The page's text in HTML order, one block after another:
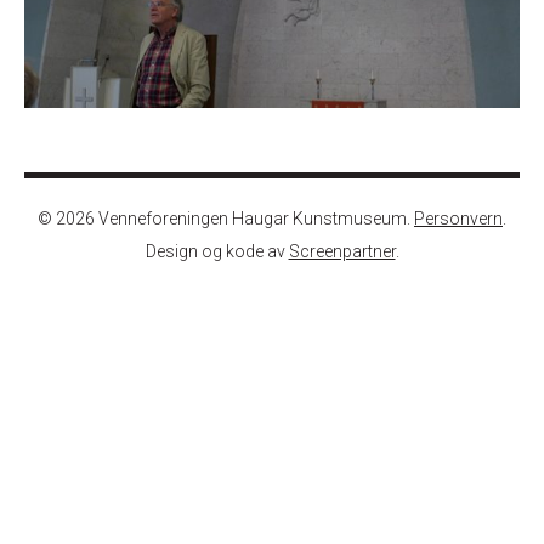
© 2026 Venneforeningen Haugar Kunstmuseum. Personvern
Design og kode av Screenpartner.